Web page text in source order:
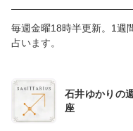
毎週金曜18時半更新。1週
占います。
石井ゆかりの
座